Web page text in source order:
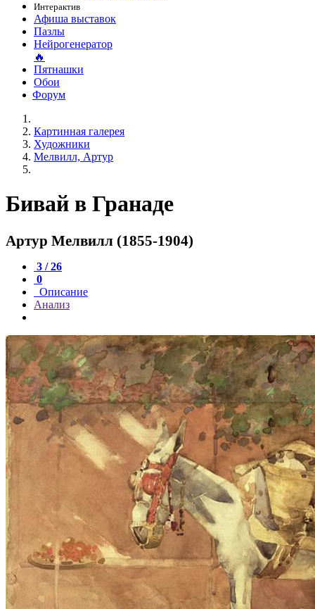
Интерактив
Афиша выставок
Пазлы
Нейрогенератор
🔥
Пятнашки
Обои
Форум
Картинная галерея
Художники
Мелвилл, Артур
Бивай в Гранаде
Артур Мелвилл (1855-1904)
3 / 26
0
Описание
Анализ